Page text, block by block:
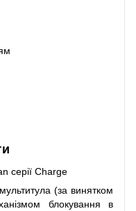
(за винятком
блокування в